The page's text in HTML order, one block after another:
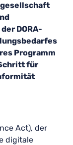
DORA-
Programm
für
Act), der
digitale